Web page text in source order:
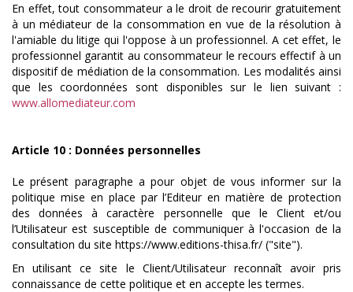
En effet, tout consommateur a le droit de recourir gratuitement
à un médiateur de la consommation en vue de la résolution à
l'amiable du litige qui l'oppose à un professionnel. A cet effet, le
professionnel garantit au consommateur le recours effectif à un
dispositif de médiation de la consommation. Les modalités ainsi
que les coordonnées sont disponibles sur le lien suivant :
www.allomediateur.com
Article 10 : Données personnelles
Le présent paragraphe a pour objet de vous informer sur la
politique mise en place par l’Editeur en matière de protection
des données à caractère personnelle que le Client et/ou
l’Utilisateur est susceptible de communiquer à l'occasion de la
consultation du site https://www.editions-thisa.fr/ ("site").
En utilisant ce site le Client/Utilisateur reconnaît avoir pris
connaissance de cette politique et en accepte les termes.